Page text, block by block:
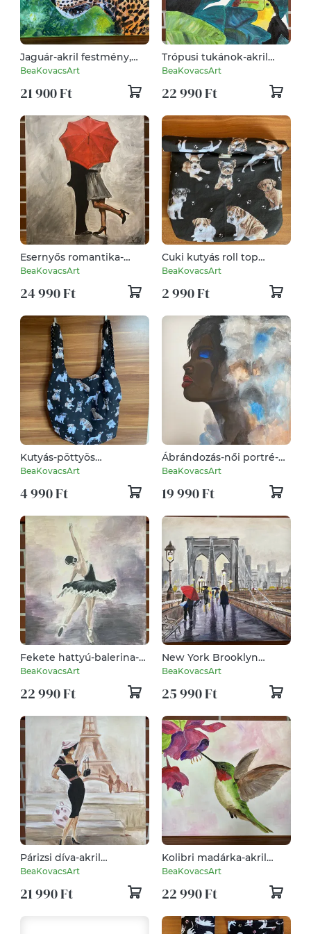
Jaguár-akril festmény,
falikép
BeaKovacsArt
21 900 Ft
Trópusi tukánok-akril
festmény, falikép
BeaKovacsArt
22 990 Ft
Esernyős romantika-
Esküvőre is szuper
falikép
BeaKovacsArt
24 990 Ft
Cuki kutyás roll top
uzsonnás táska iskolába,
neszesszernek is kiváló
BeaKovacsArt
2 990 Ft
Kutyás-pöttyös
vászontáska,
BeaKovacsArt
4 990 Ft
Ábrándozás-női portré-
akril festnény
BeaKovacsArt
19 990 Ft
Fekete hattyú-balerina-
akril festmény
BeaKovacsArt
22 990 Ft
New York Brooklyn
Bridge-akril festmény,
BeaKovacsArt
25 990 Ft
Párizsi díva-akril
festmény, falikép
BeaKovacsArt
21 990 Ft
Kolibri madárka-akril
festmény, falikép
BeaKovacsArt
22 990 Ft